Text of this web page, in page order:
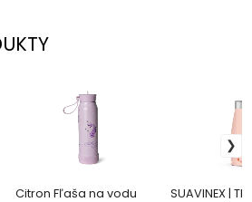
Citron Fľaša na vodu
SUAVINEX |